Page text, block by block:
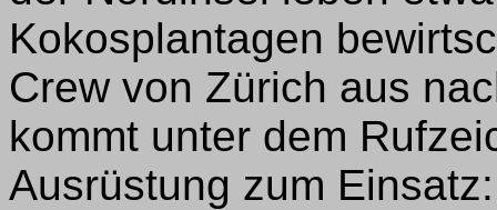
Kokosplantagen
Crew von Zürich aus
kommt unter dem
Ausrüstung zum Einsatz: